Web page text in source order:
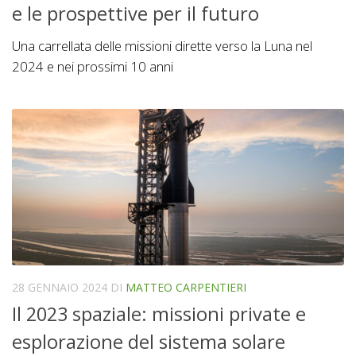
e le prospettive per il futuro
Una carrellata delle missioni dirette verso la Luna nel
2024 e nei prossimi 10 anni
28 GENNAIO 2024 DI MATTEO CARPENTIERI
Il 2023 spaziale: missioni private e
esplorazione del sistema solare